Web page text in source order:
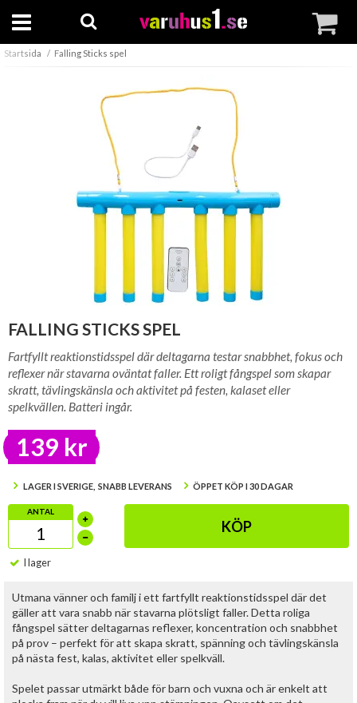
Startsida Falling Sticks spel
FALLING STICKS SPEL
Fartfyllt reaktionstidsspel där deltagarna testar snabbhet, fokus och
reflexer när stavarna oväntat faller. Ett roligt fångspel som skapar
skratt, tävlingskänsla och aktivitet på festen, kalaset eller
spelkvällen. Batteri ingår.
139 kr
LAGER I SVERIGE, SNABB LEVERANS ÖPPET KÖP I 30 DAGAR
ANTAL
KÖP
I lager
Utmana vänner och familj i ett fartfyllt reaktionstidsspel där det
gäller att vara snabb när stavarna plötsligt faller. Detta roliga
fångspel sätter deltagarnas reflexer, koncentration och snabbhet
på prov – perfekt för att skapa skratt, spänning och tävlingskänsla
på nästa fest, kalas, aktivitet eller spelkväll.
Spelet passar utmärkt både för barn och vuxna och är enkelt att